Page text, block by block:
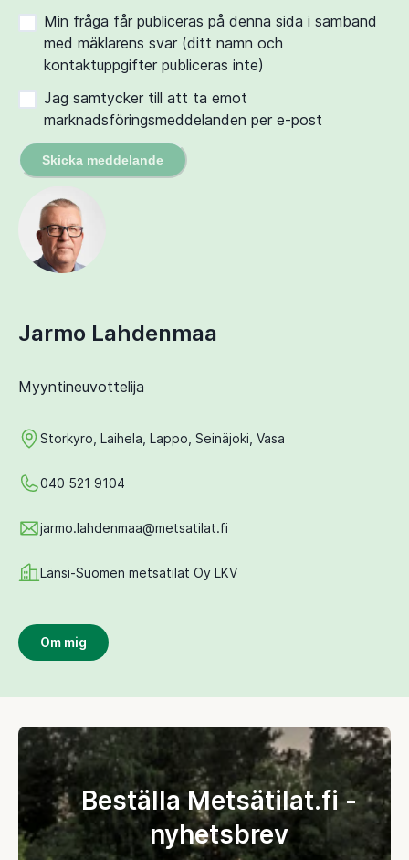
Min fråga får publiceras på denna sida i samband
med mäklarens svar (ditt namn och
kontaktuppgifter publiceras inte)
Jag samtycker till att ta emot
marknadsföringsmeddelanden per e-post
Skicka meddelande
Jarmo Lahdenmaa
Myyntineuvottelija
Storkyro, Laihela, Lappo, Seinäjoki, Vasa
040 521 9104
jarmo.lahdenmaa@metsatilat.fi
Länsi-Suomen metsätilat Oy LKV
Om mig
Beställa Metsätilat.fi -
nyhetsbrev